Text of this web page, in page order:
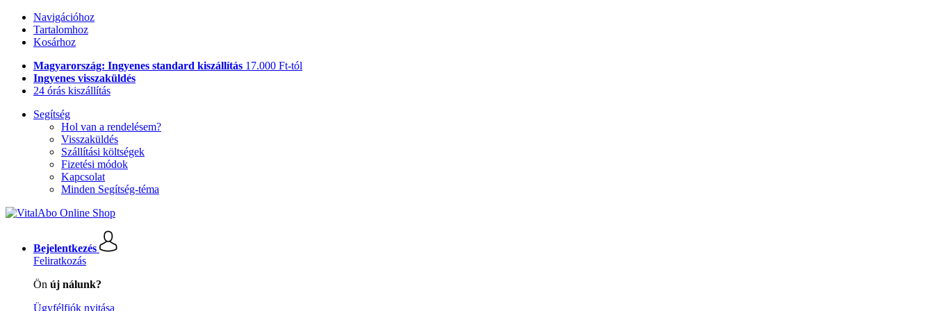
Navigációhoz
Tartalomhoz
Kosárhoz
Magyarország: Ingyenes standard kiszállítás 17.000 Ft-tól
Ingyenes visszaküldés
24 órás kiszállítás
Segítség
Hol van a rendelésem?
Visszaküldés
Szállítási költségek
Fizetési módok
Kapcsolat
Minden Segítség-téma
Bejelentkezés
Feliratkozás
Ön új nálunk?
Ügyfélfiók nyitása